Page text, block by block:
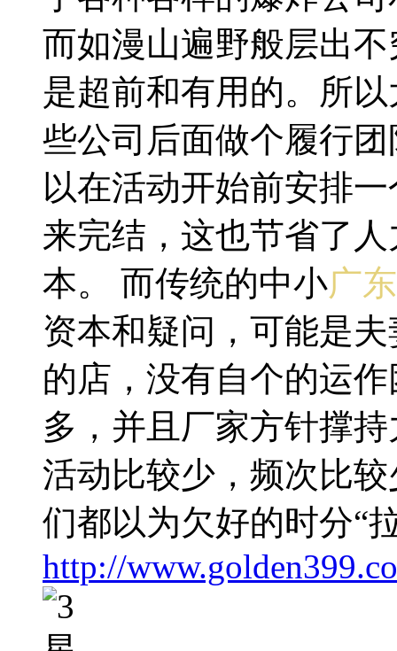
而如漫山遍野般层出
是超前和有用的。所
些公司后面做个履行
以在活动开始前安排
来完结，这也节省了
本。 而传统的中小广
资本和疑问，可能是
的店，没有自个的运
多，并且厂家方针撑
活动比较少，频次比
们都以为欠好的时分“
http://